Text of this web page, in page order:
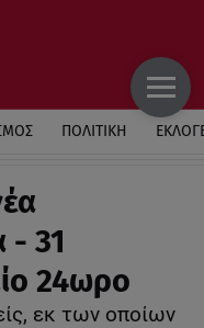
ΠΟΛΙΤΙΚΗ
- 31
24ωρο
εκ των οποίων